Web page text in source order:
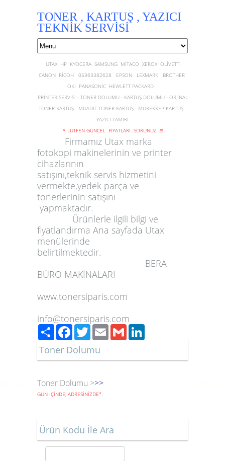
TONER , KARTUŞ , YAZICI
TEKNİK SERVİSİ
UTAX HP KYOCERA SAMSUNG MİTACO XEROX OLİVETTİ
CANON RİCOH 05363382628 EPSON LEXMARK BROTHER
OKİ PANASONİC HEWLETT PACKARD
PRİNTER SERVİSİ - TONER DOLUMU - KARTUŞ DOLUMU - ORJİNAL
TONER KARTUŞ - MUADİL TONER KARTUŞ - MÜREKKEP KARTUŞ -
YAZICI TAMİRİ
* LÜTFEN GÜNCEL FİYATLARI SORUNUZ !!!
Firmamız Utax marka
fotokopi makinelerinin ve printer
cihazlarının
satışını,teknik servis hizmetini
vermekte,yedek parça ve
tonerlerinin satışını
yapmaktadır.
Ürünlerle ilgili bilgi ve
fiyatlandırma Ana sayfada Utax
menülerinde
belirtilmektedir.
BERA
BÜRO MAKİNALARI
www.tonersiparis.com
info@tonersiparis.com
PaylaşFacebook
TwitterEmailGmail
Toner Dolumu
Toner Dolumu >>>
GÜN İÇİNDE, ADRESİNİZDE*.
Ürün Kodu İle Ara